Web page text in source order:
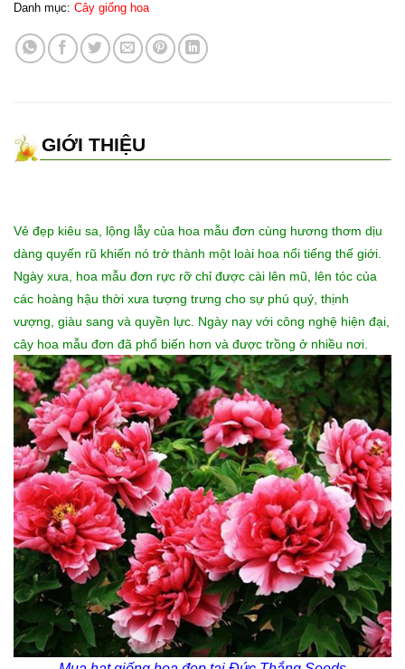
Danh mục: Cây giống hoa
GIỚI THIỆU
Vẻ đẹp kiêu sa, lộng lẫy của hoa mẫu đơn cùng hương thơm dịu
dàng quyến rũ khiến nó trở thành một loài hoa nổi tiếng thế giới.
Ngày xưa, hoa mẫu đơn rực rỡ chỉ được cài lên mũ, lên tóc của
các hoàng hậu thời xưa tượng trưng cho sự phú quý, thịnh
vượng, giàu sang và quyền lực. Ngày nay với công nghệ hiện đại,
cây hoa mẫu đơn đã phổ biến hơn và được trồng ở nhiều nơi.